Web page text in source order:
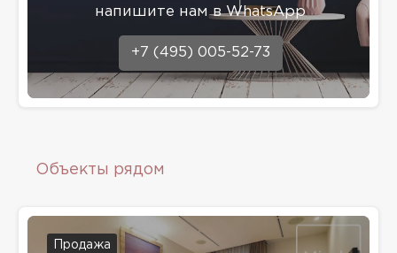
напишите нам в WhatsApp
+7 (495) 005-52-73
Объекты рядом
Продажа